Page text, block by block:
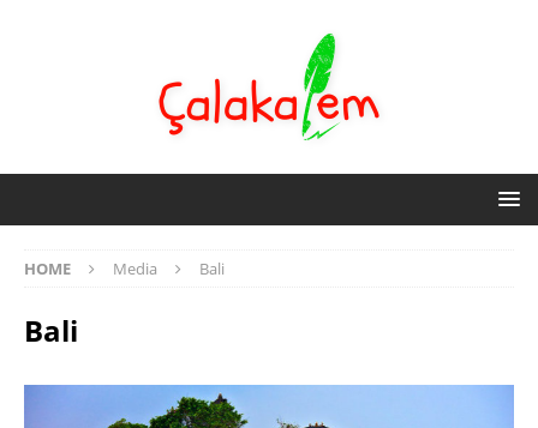
HOME Media Bali
Bali